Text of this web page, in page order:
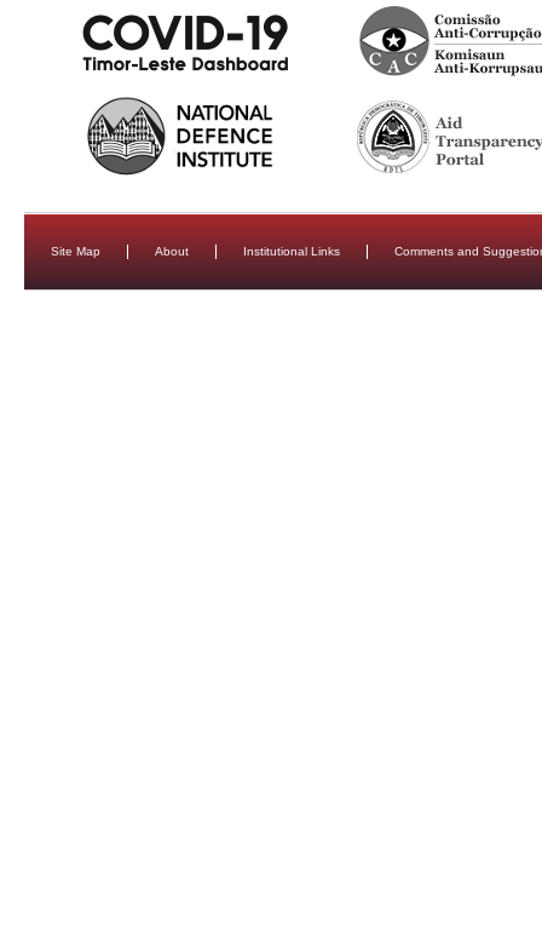
Site Map About Institutional Links Comments and